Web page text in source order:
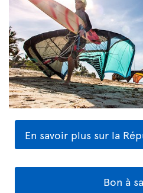
En savoir plus sur la
Bon à